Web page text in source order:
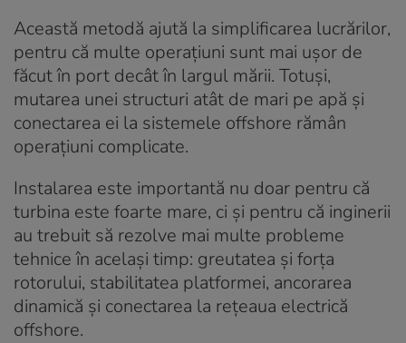
Această metodă ajută la simplificarea lucrărilor,
pentru că multe operațiuni sunt mai ușor de
făcut în port decât în largul mării. Totuși,
mutarea unei structuri atât de mari pe apă și
conectarea ei la sistemele offshore rămân
operațiuni complicate.
Instalarea este importantă nu doar pentru că
turbina este foarte mare, ci și pentru că inginerii
au trebuit să rezolve mai multe probleme
tehnice în același timp: greutatea și forța
rotorului, stabilitatea platformei, ancorarea
dinamică și conectarea la rețeaua electrică
offshore.